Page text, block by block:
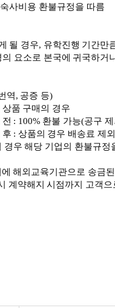
사비용 환불규정을 따름
될 경우, 유학진행 기간만
요소로 본국에 귀국하거
역, 공증 등)
상품 구매의 경우
전 : 100% 환불 가능(공구 제
후 : 상품의 경우 배송료 제외
경우 해당 기업의 환불규정
해외교육기관으로 송금된
계약해지 시점까지 고객으